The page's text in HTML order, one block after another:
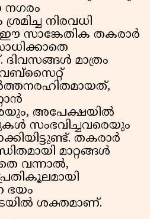
നഗരം
നിരവധി
ഈ സാങ്കേതിക തകരാർ
മാത്രം
അപേക്ഷയിൽ
സംഭവിച്ചവരെയും
തകരാർ
മാറ്റങ്ങൾ
വന്നാൽ,
ഭയം
ശക്തമാണ്.